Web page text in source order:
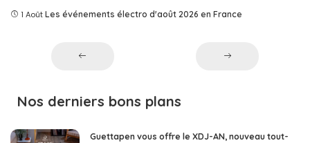
1 Août Les événements électro d'août 2026 en France
Nos derniers bons plans
Guettapen vous offre le XDJ-AN, nouveau tout-